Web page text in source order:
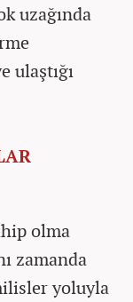
uzağında
ulaştığı
olma
zamanda
yoluyla